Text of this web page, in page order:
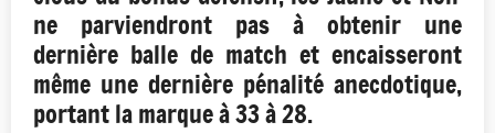
ne parviendront pas à obtenir une
dernière balle de match et encaisseront
même une dernière pénalité anecdotique,
portant la marque à 33 à 28.